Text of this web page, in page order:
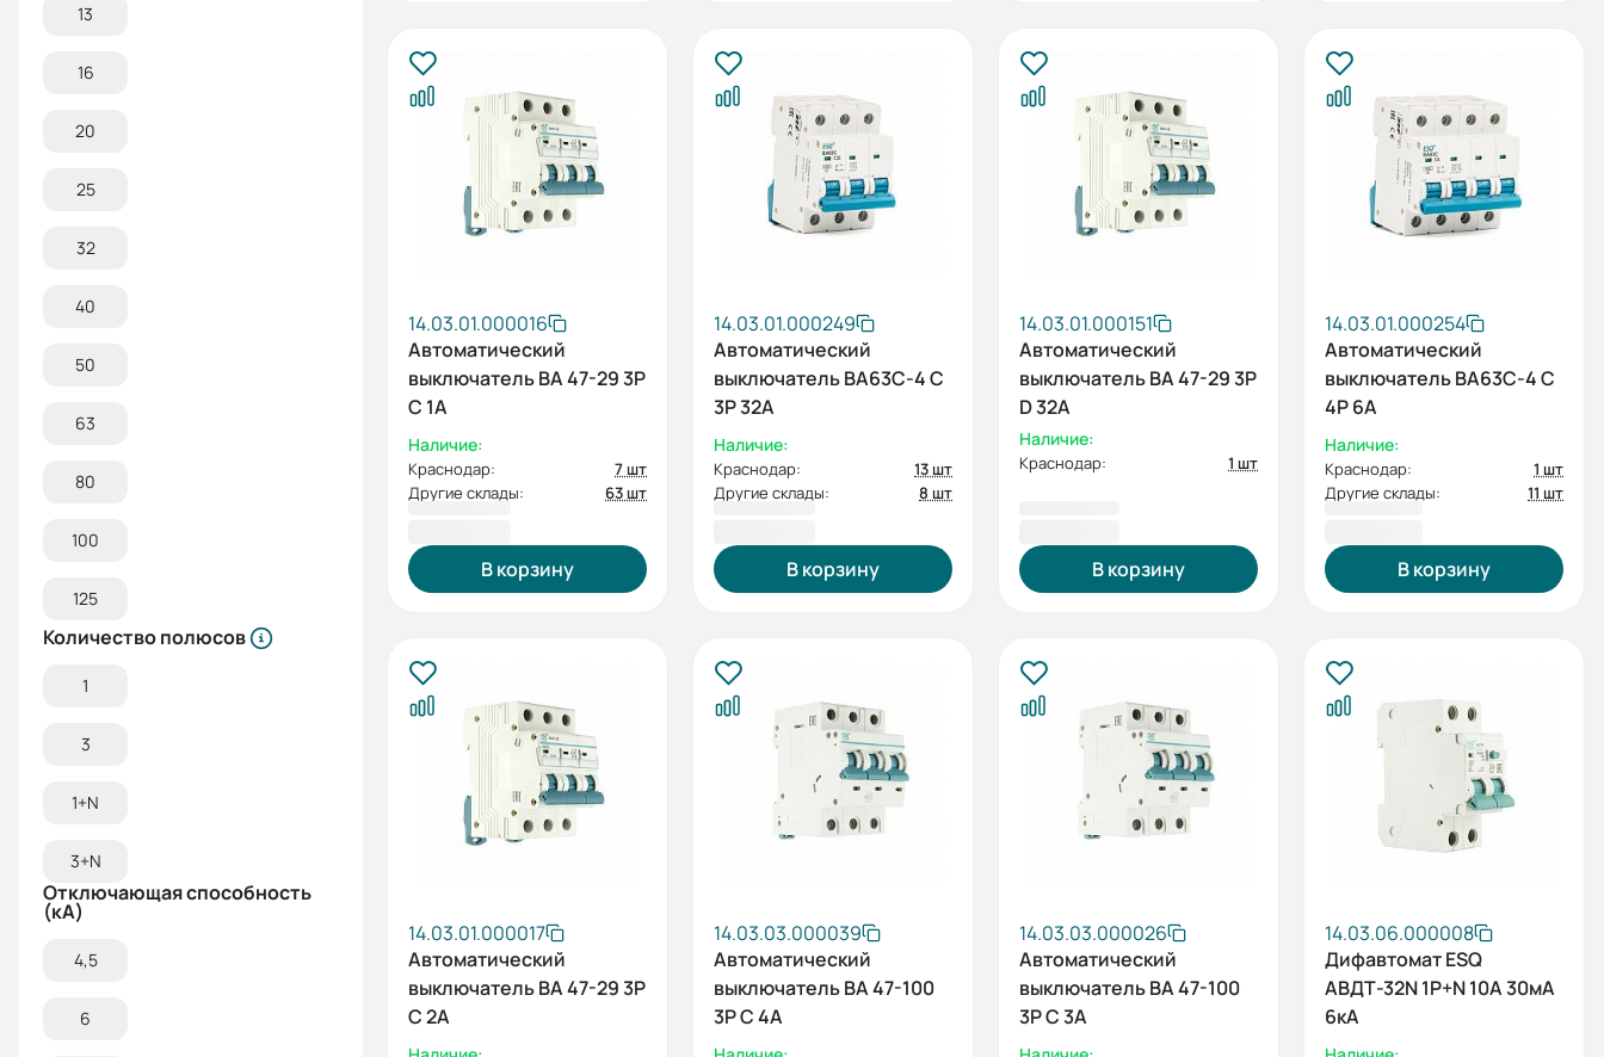
13
16
20
25
32
40
50
63
80
100
125
Количество полюсов
1
3
1+N
3+N
Отключающая способность
(кА)
4,5
6
14.03.01.000016
Автоматический
выключатель ВА 47-29 3P
C 1А
Наличие:
Краснодар:
7 шт
Другие склады:
63 шт
В корзину
14.03.01.000249
Автоматический
выключатель ВА63C-4 C
3P 32А
Наличие:
Краснодар:
13 шт
Другие склады:
8 шт
В корзину
14.03.01.000151
Автоматический
выключатель ВА 47-29 3P
D 32А
Наличие:
Краснодар: 1 шт
В корзину
14.03.01.000254
Автоматический
выключатель ВА63C-4 C
4P 6А
Наличие:
Краснодар:
1 шт
Другие склады:
11 шт
В корзину
14.03.01.000017
Автоматический
выключатель ВА 47-29 3P
C 2А
14.03.03.000039
Автоматический
выключатель ВА 47-100
3P C 4А
14.03.03.000026
Автоматический
выключатель ВА 47-100
3P C 3А
14.03.06.000008
Дифавтомат ESQ
АВДТ-32N 1P+N 10А 30мА
6кА